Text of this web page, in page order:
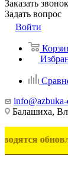
Заказать звонок
Задать вопрос
Войти
Балашиха,